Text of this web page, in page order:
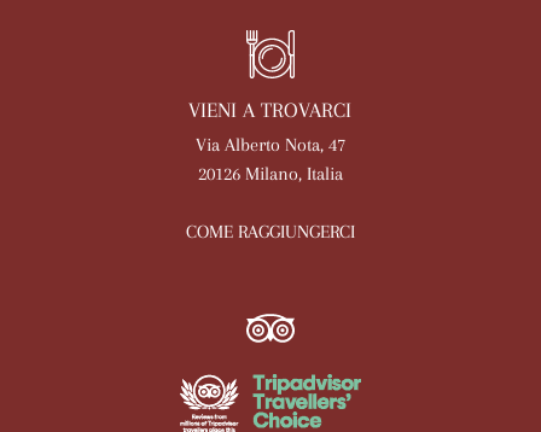
VIENI A TROVARCI
Via Alberto Nota, 47
20126 Milano, Italia
COME RAGGIUNGERCI